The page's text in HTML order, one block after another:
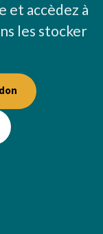
et accèdez à
les stocker